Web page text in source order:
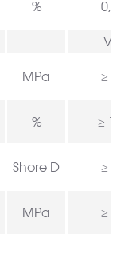
% 0,03
V-0
MPa ≥ 14
% ≥
Shore D ≥ 62
MPa ≥ 25